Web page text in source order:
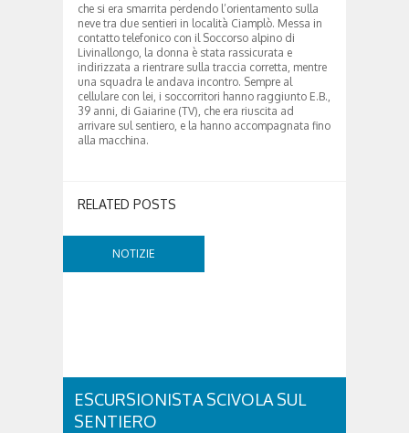
che si era smarrita perdendo l’orientamento sulla
neve tra due sentieri in località Ciamplò. Messa in
contatto telefonico con il Soccorso alpino di
Livinallongo, la donna è stata rassicurata e
indirizzata a rientrare sulla traccia corretta, mentre
una squadra le andava incontro. Sempre al
cellulare con lei, i soccorritori hanno raggiunto E.B.,
39 anni, di Gaiarine (TV), che era riuscita ad
arrivare sul sentiero, e la hanno accompagnata fino
alla macchina.
RELATED POSTS
NOTIZIE
ESCURSIONISTA SCIVOLA SUL
SENTIERO